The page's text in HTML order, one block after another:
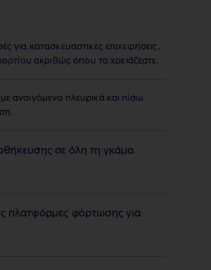
για κατασκευαστικές επιχειρήσεις,
ακριβώς όπου το χρειάζεστε.
ανοιγόμενα πλευρικά και πίσω
σε όλη τη γκάμα
πλατφόρμες φόρτωσης για